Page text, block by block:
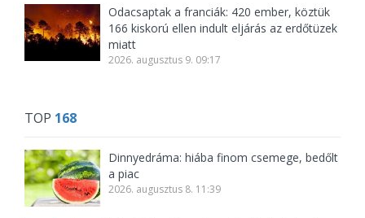
Odacsaptak a franciák: 420 ember, köztük
166 kiskorú ellen indult eljárás az erdőtüzek
miatt
2026. augusztus 9. 09:17
TOP 168
Dinnyedráma: hiába finom csemege, bedőlt
a piac
2026. augusztus 8. 11:39